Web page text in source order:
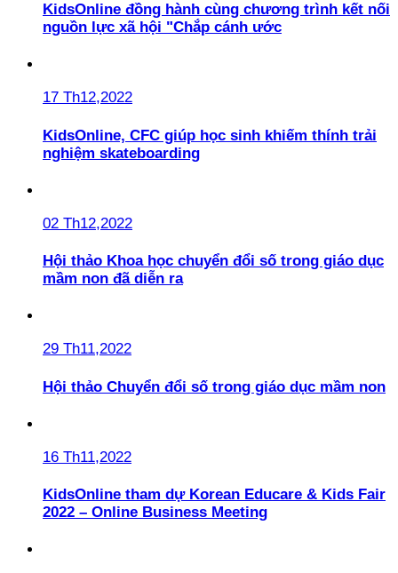
KidsOnline đồng hành cùng chương trình kết nối
nguồn lực xã hội "Chắp cánh ước
17 Th12,2022
KidsOnline, CFC giúp học sinh khiếm thính trải
nghiệm skateboarding
02 Th12,2022
Hội thảo Khoa học chuyển đổi số trong giáo dục
mầm non đã diễn ra
29 Th11,2022
Hội thảo Chuyển đổi số trong giáo dục mầm non
16 Th11,2022
KidsOnline tham dự Korean Educare & Kids Fair
2022 – Online Business Meeting